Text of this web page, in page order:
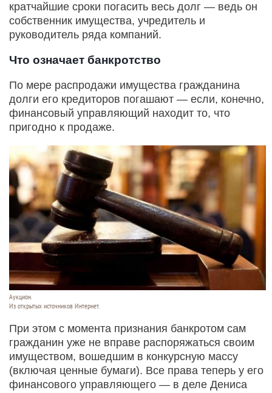
кратчайшие сроки погасить весь долг — ведь он
собственник имущества, учредитель и
руководитель ряда компаний.
Что означает банкротство
По мере распродажи имущества гражданина
долги его кредиторов погашают — если, конечно,
финансовый управляющий находит то, что
пригодно к продаже.
Аукцион.
Из открытых источников Интернет.
При этом с момента признания банкротом сам
гражданин уже не вправе распоряжаться своим
имуществом, вошедшим в конкурсную массу
(включая ценные бумаги). Все права теперь у его
финансового управляющего — в деле Дениса